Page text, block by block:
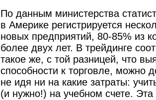
По данным министерства
в Америке регистрируется
новых предприятий, 80-85% из
более двух лет. В трейдинге
такое же, с той разницей, что
способности к торговле, можно
не идя ни на какие затраты:
(и нужно!) на учебном счете. Эта